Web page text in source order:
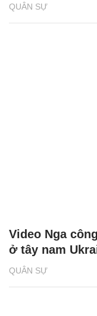
QUÂN SỰ
QUÂN SỰ
Video Nga
ở tây nam